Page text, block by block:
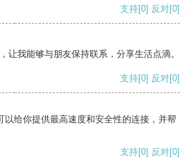
支持[0] 反对[0]
让我能够与朋友保持联系，分享生活点滴。
支持[0] 反对[0]
以给你提供最高速度和安全性的连接，并帮
支持[0] 反对[0]